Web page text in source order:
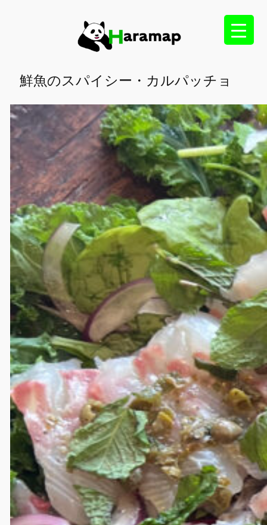
プ
鮮魚のスパイシー・カルパッチョ